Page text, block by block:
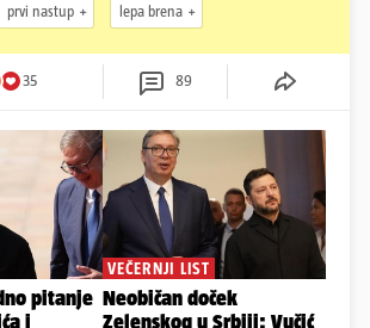
prvi nastup lepa brena
35 89